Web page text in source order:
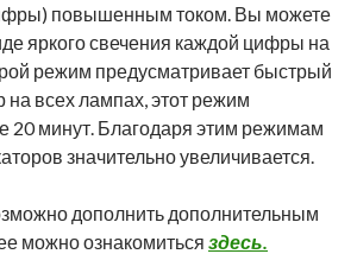
повышенным током. Вы можете
яркого свечения каждой цифры на
режим предусматривает быстрый
всех лампах, этот режим
20 минут. Благодаря этим режимам
значительно увеличивается.
дополнить дополнительным
можно ознакомиться здесь.